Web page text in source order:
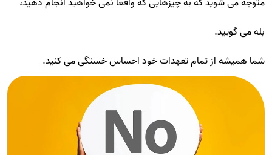
بله می گویید.
شما همیشه از تمام تعهدات خود احساس خستگی می کنید.